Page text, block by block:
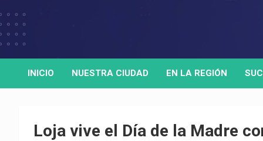
to
HORA32
Medio de comunicación digital
INICIO NUESTRA CIUDAD EN LA REGIÓN
Loja vive el Día de la Madre